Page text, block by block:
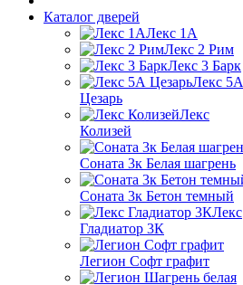
Каталог дверей
Лекс 1А
Лекс 2 Рим
Лекс 3 Барк
Лекс 5А
Цезарь
Лекс
Колизей
Соната 3к Белая шагрень
Соната 3к Бетон темный
Лекс
Гладиатор 3К
Легион Софт графит